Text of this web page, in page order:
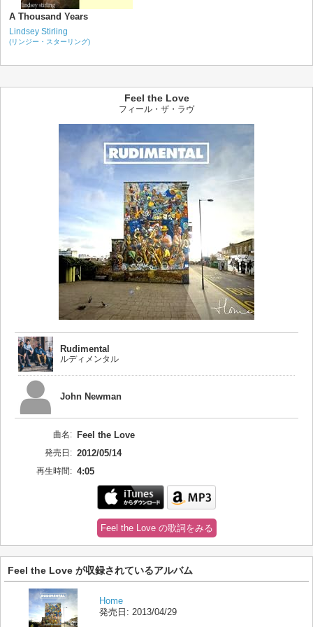
A Thousand Years
Lindsey Stirling
(リンジー・スターリング)
Feel the Love
フィール・ザ・ラヴ
Rudimental
ルディメンタル
John Newman
曲名: Feel the Love
発売日: 2012/05/14
再生時間: 4:05
Feel the Love の歌詞をみる
Feel the Love が収録されているアルバム
Home
発売日: 2013/04/29